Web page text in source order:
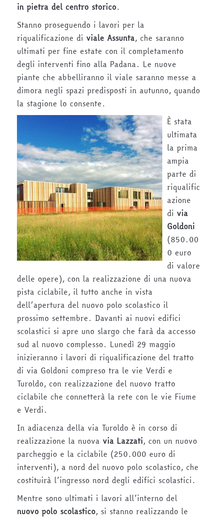
in pietra del centro storico.
Stanno proseguendo i lavori per la
riqualificazione di viale Assunta, che saranno
ultimati per fine estate con il completamento
degli interventi fino alla Padana. Le nuove
piante che abbelliranno il viale saranno messe a
dimora negli spazi predisposti in autunno, quando
la stagione lo consente.
È stata
ultimata
la prima
ampia
parte di
riqualific
azione
di via
Goldoni
(850.00
0 euro
di valore
delle opere), con la realizzazione di una nuova
pista ciclabile, il tutto anche in vista
dell’apertura del nuovo polo scolastico il
prossimo settembre. Davanti ai nuovi edifici
scolastici si apre uno slargo che farà da accesso
sud al nuovo complesso. Lunedì 29 maggio
inizieranno i lavori di riqualificazione del tratto
di via Goldoni compreso tra le vie Verdi e
Turoldo, con realizzazione del nuovo tratto
ciclabile che connetterà la rete con le vie Fiume
e Verdi.
In adiacenza della via Turoldo è in corso di
realizzazione la nuova via Lazzati, con un nuovo
parcheggio e la ciclabile (250.000 euro di
interventi), a nord del nuovo polo scolastico, che
costituirà l’ingresso nord degli edifici scolastici.
Mentre sono ultimati i lavori all’interno del
nuovo polo scolastico, si stanno realizzando le